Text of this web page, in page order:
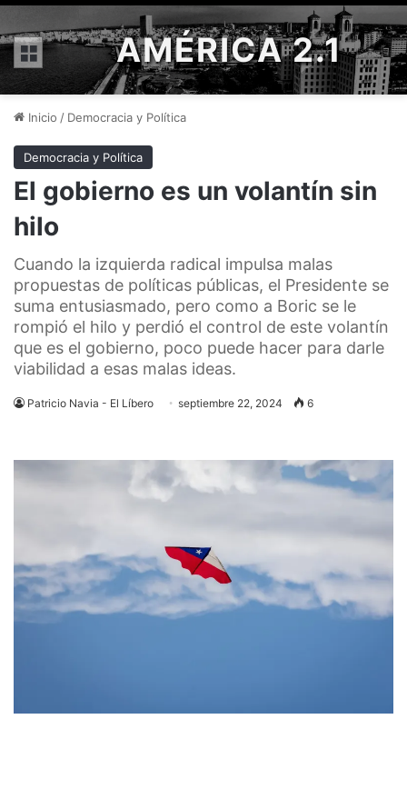
Menú AMÉRICA 2.1
Inicio / Democracia y Política
Democracia y Política
El gobierno es un volantín sin
hilo
Cuando la izquierda radical impulsa malas
propuestas de políticas públicas, el Presidente se
suma entusiasmado, pero como a Boric se le
rompió el hilo y perdió el control de este volantín
que es el gobierno, poco puede hacer para darle
viabilidad a esas malas ideas.
Patricio Navia - El Líbero septiembre 22, 2024 6